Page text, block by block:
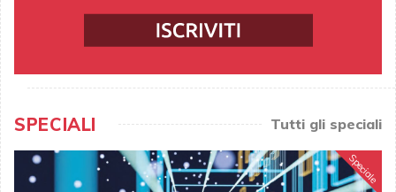
SPECIALI Tutti gli speciali
Speciale